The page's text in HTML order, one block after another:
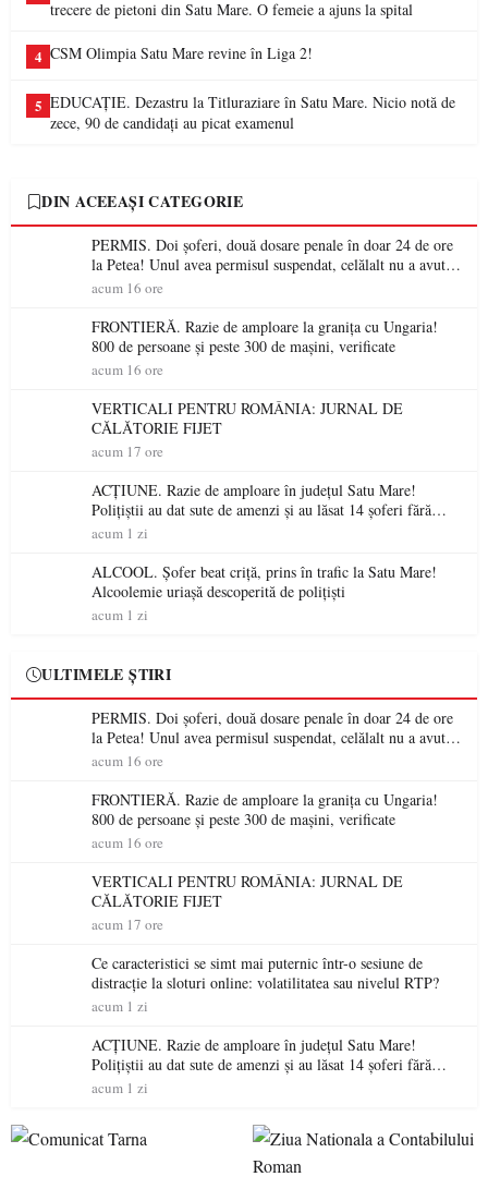
trecere de pietoni din Satu Mare. O femeie a ajuns la spital
4 CSM Olimpia Satu Mare revine în Liga 2!
5 EDUCAȚIE. Dezastru la Titluraziare în Satu Mare. Nicio notă de
zece, 90 de candidați au picat examenul
DIN ACEEAȘI CATEGORIE
PERMIS. Doi șoferi, două dosare penale în doar 24 de ore
la Petea! Unul avea permisul suspendat, celălalt nu a avut
niciodată permis
acum 16 ore
FRONTIERĂ. Razie de amploare la granița cu Ungaria!
800 de persoane și peste 300 de mașini, verificate
acum 16 ore
VERTICALI PENTRU ROMÂNIA: JURNAL DE
CĂLĂTORIE FIJET
acum 17 ore
ACȚIUNE. Razie de amploare în județul Satu Mare!
Polițiștii au dat sute de amenzi și au lăsat 14 șoferi fără
permis într-o singură zi
acum 1 zi
ALCOOL. Șofer beat criță, prins în trafic la Satu Mare!
Alcoolemie uriașă descoperită de polițiști
acum 1 zi
ULTIMELE ȘTIRI
PERMIS. Doi șoferi, două dosare penale în doar 24 de ore
la Petea! Unul avea permisul suspendat, celălalt nu a avut
niciodată permis
acum 16 ore
FRONTIERĂ. Razie de amploare la granița cu Ungaria!
800 de persoane și peste 300 de mașini, verificate
acum 16 ore
VERTICALI PENTRU ROMÂNIA: JURNAL DE
CĂLĂTORIE FIJET
acum 17 ore
Ce caracteristici se simt mai puternic într-o sesiune de
distracție la sloturi online: volatilitatea sau nivelul RTP?
acum 1 zi
ACȚIUNE. Razie de amploare în județul Satu Mare!
Polițiștii au dat sute de amenzi și au lăsat 14 șoferi fără
permis într-o singură zi
acum 1 zi